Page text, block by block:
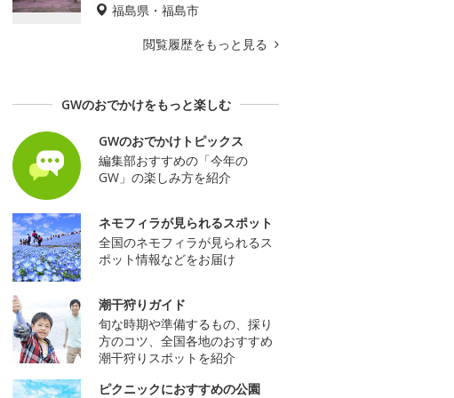
福島県・福島市
閲覧履歴をもっと見る
GWのおでかけをもっと楽しむ
GWのおでかけトピックス
編集部おすすめの「今年の
GW」の楽しみ方を紹介
ネモフィラが見られるスポット
全国のネモフィラが見られるス
ポット情報などをお届け
潮干狩りガイド
旬な時期や準備するもの、採り
方のコツ、全国各地のおすすめ
潮干狩りスポットを紹介
ピクニックにおすすめの公園